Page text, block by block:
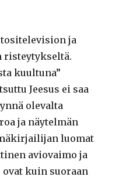
ja
risteytykseltä.
kuultuna”
Jeesus ei saa
olevalta
ja näytelmän
luomat
aviovaimo ja
kuin suoraan